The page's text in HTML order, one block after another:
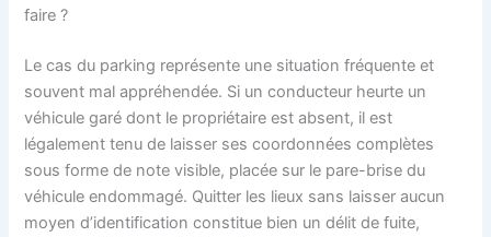
faire ?
Le cas du parking représente une situation fréquente et
souvent mal appréhendée. Si un conducteur heurte un
véhicule garé dont le propriétaire est absent, il est
légalement tenu de laisser ses coordonnées complètes
sous forme de note visible, placée sur le pare-brise du
véhicule endommagé. Quitter les lieux sans laisser aucun
moyen d’identification constitue bien un délit de fuite,